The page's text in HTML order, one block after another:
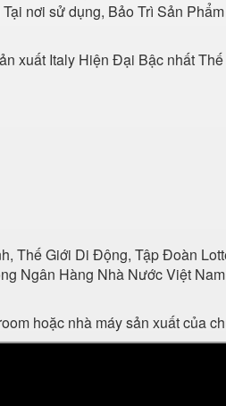
nơi sử dụng, Bảo Trì Sản
xuất Italy Hiện Đại Bậc nhất
Thế Giới Di Động, Tập Đoàn
Ngân Hàng Nhà Nước Việt Nam
hoặc nhà máy sản xuất của